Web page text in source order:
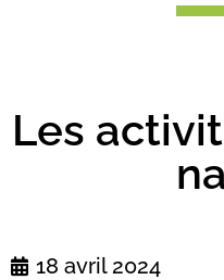
Les
18 avril 2024